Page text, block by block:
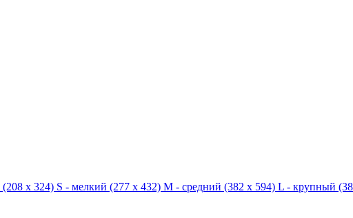
(208 x 324) S - мелкий (277 x 432) M - средний (382 x 594) L - крупный